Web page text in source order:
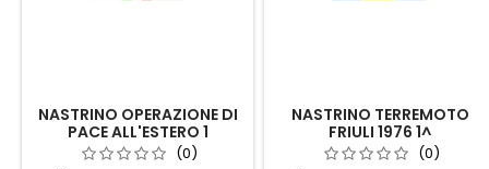
NASTRINO OPERAZIONE DI
PACE ALL'ESTERO 1
MISSIONE (0)
NASTRINO TERREMOTO
FRIULI 1976 1^
ASSEGNAZIONE
(0)